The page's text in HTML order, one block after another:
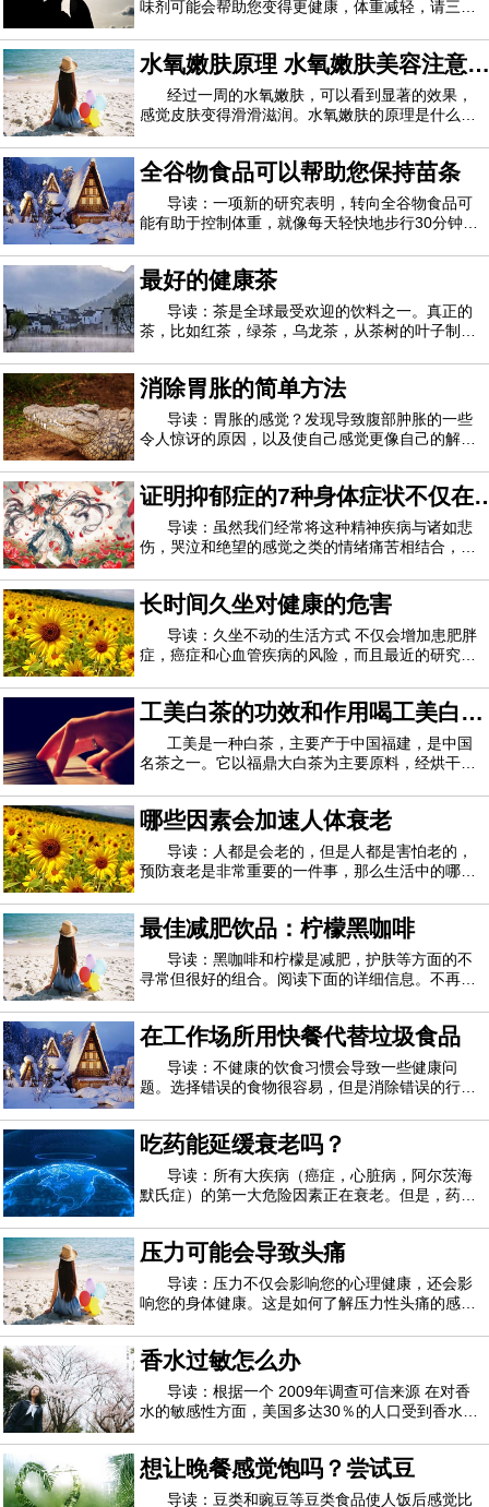
味剂可能会帮助您变得更健康，体重减轻，请三
研究数据进行的研究后得出的结论，经过多年的研
究，仍然只有非常微弱的证据表明，无热量的甜味
剂可能是有益的。研究人员研究了各种健康状况
水氧嫩肤原理 水氧嫩肤美容注意
事项经过一周的水氧嫩肤，可以看到显著的效果，
感觉皮肤变得滑滑滋润。水氧嫩肤的原理是什么？
容。水氧活肤的原理水氧治疗仪利用高压氧气和水
以小于80微米的分子颗粒形成的喷雾流作用于皮
肤，活性水分子和纯氧迅速进入皮肤深层，使皮
全谷物食品可以帮助您保持苗条
导读：一项新的研究表明，转向全谷物食品可
能有助于控制体重，就像每天轻快地步行30分钟一
以降低人体在消化过程中吸收的卡路里数量并加快
新陈代谢。他是一名营养科学家，在博士学位期间
从事这项研究。波士顿塔夫茨大学营养专业
最好的健康茶
导读：茶是全球最受欢迎的饮料之一。真正的
茶，比如红茶，绿茶，乌龙茶，从茶树的叶子制成
茶和凉茶都富含促进健康的植物化学物质，并且不
含卡路里，因此请毫不犹豫地冲泡一杯。红茶为了
制作红茶，茶树的叶子会被擦伤并使其枯萎
消除胃胀的简单方法
导读：胃胀的感觉？发现导致腹部肿胀的一些
令人惊讶的原因，以及使自己感觉更像自己的解决
后者。您正在正确地锻炼和饮食，那么腹胀怎么
了？有时罪魁祸首很明显（你好，荷尔蒙和昨晚的
墨西哥卷饼！），但其他时候则是你的健康习惯
证明抑郁症的7种身体症状不仅在
您的脑海中
导读：虽然我们经常将这种精神疾病与诸如悲
伤，哭泣和绝望的感觉之类的情绪痛苦相结合，研
痛。尽管我们并不经常将抑郁症视为身体上的痛
苦，但某些文化确实如此，尤其是那些公开谈论心
理健康的“禁忌”文化。例如，在中国和韩国文
长时间久坐对健康的危害
导读：久坐不动的生活方式 不仅会增加患肥胖
症，癌症和心血管疾病的风险，而且最近的研究表
是“坐骨病”？这是大众媒体上使用的标签，用于描
述因坐太久而造成的有害影响。研究表明，每次坐
下至少30分钟而没有站起来或进行其他体
工美白茶的功效和作用喝工美白茶
的好处
工美是一种白茶，主要产于中国福建，是中国
名茶之一。它以福鼎大白茶为主要原料，经烘干、
诱人，汤色清亮，营养价值高。喝了之后，人们可
以用美容养颜，还可以消炎杀菌。以下是工美白茶
功效的详细介绍，大家可以重点关注。贡眉白
哪些因素会加速人体衰老
导读：人都是会老的，但是人都是害怕老的，
预防衰老是非常重要的一件事，那么生活中的哪些
每餐吃个七八分饱就足够了，不要吃得过饱，吃得
过饱或者过撑很容易引发肠胃方面的疾病，甚至出
现代谢综合症，女性经常吃得过饱还会导致卵
最佳减肥饮品：柠檬黑咖啡
导读：黑咖啡和柠檬是减肥，护肤等方面的不
寻常但很好的组合。阅读下面的详细信息。不再需
锁定期间将体重保持在适当的位置。如果您执行减
肥任务，牛奶就是敌人。除了治疗宿醉，黑咖啡还
可以帮助减轻体重。另一方面，柠檬中富含维
在工作场所用快餐代替垃圾食品
导读：不健康的饮食习惯会导致一些健康问
题。选择错误的食物很容易，但是消除错误的行为
健康食品的人吃不健康的食物会增加患糖尿病和心
脏病的风险。饮食不健康也会随着时间的流逝而导
致肥胖。必须提高对因选择不健康食物而引起的
吃药能延缓衰老吗？
导读：所有大疾病（癌症，心脏病，阿尔茨海
默氏症）的第一大危险因素正在衰老。但是，药物
就是越来越多的研究背后的想法，吸引了政府和私
人捐助者的广泛支持，其中包括数百万来自硅谷高
管的支持，例如微软联合创始人保罗艾伦和风
压力可能会导致头痛
导读：压力不仅会影响您的心理健康，还会影
响您的身体健康。这是如何了解压力性头痛的感
及如何减少并希望一劳永逸地消除压力性头痛。压
力可能会导致头痛家庭医学医师Bindiya Gandhi医
学博士说：“人们头痛的原因有很多，包括食物
香水过敏怎么办
导读：根据一个 2009年调查可信来源 在对香
水的敏感性方面，美国多达30％的人口受到香水的
的健康影响。香水过敏部分是由过度引起的 2,500
种化学品可信来源，这通常是 未列出可信来源，在
普通香水或古龙水中。过敏症当您过敏时，
想让晚餐感觉饱吗？尝试豆
导读：豆类和豌豆等豆类食品使人饭后感觉比